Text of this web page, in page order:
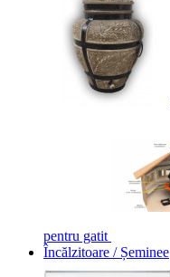
pentru gatit
Încălzitoare / Șeminee